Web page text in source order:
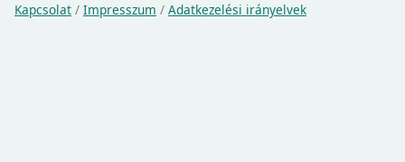
Kapcsolat / Impresszum / Adatkezelési irányelvek